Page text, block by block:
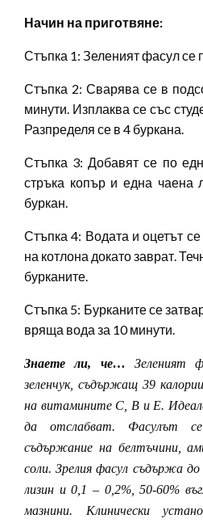
Начин на приготвяне:
Стъпка 1: Зеленият фасул се
Стъпка 2: Сварява се в
минути. Изплаква се със
Разпределя се в 4 буркана.
Стъпка 3: Добавят се по
стръка копър и една чаена
буркан.
Стъпка 4: Водата и оцетът
на котлона докато заврат.
бурканите.
Стъпка 5: Бурканите се
вряща вода за 10 минути.
Знаете ли, че… Зеленият
зеленчук, съдържащ 39
на витамините С, В и Е.
да отслабват. Фасулът
съдържание на белтъчини,
соли. Зрелия фасул съдържа
лизин и 0,1 – 0,2%, 50-60%
мазнини. Клинически